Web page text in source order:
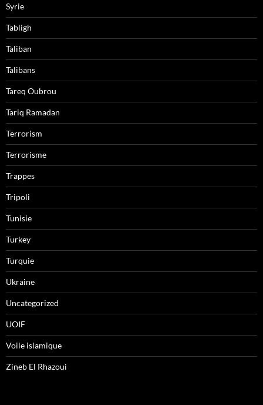
Syrie
Tabligh
Taliban
Talibans
Tareq Oubrou
Tariq Ramadan
Terrorism
Terrorisme
Trappes
Tripoli
Tunisie
Turkey
Turquie
Ukraine
Uncategorized
UOIF
Voile islamique
Zineb El Rhazoui